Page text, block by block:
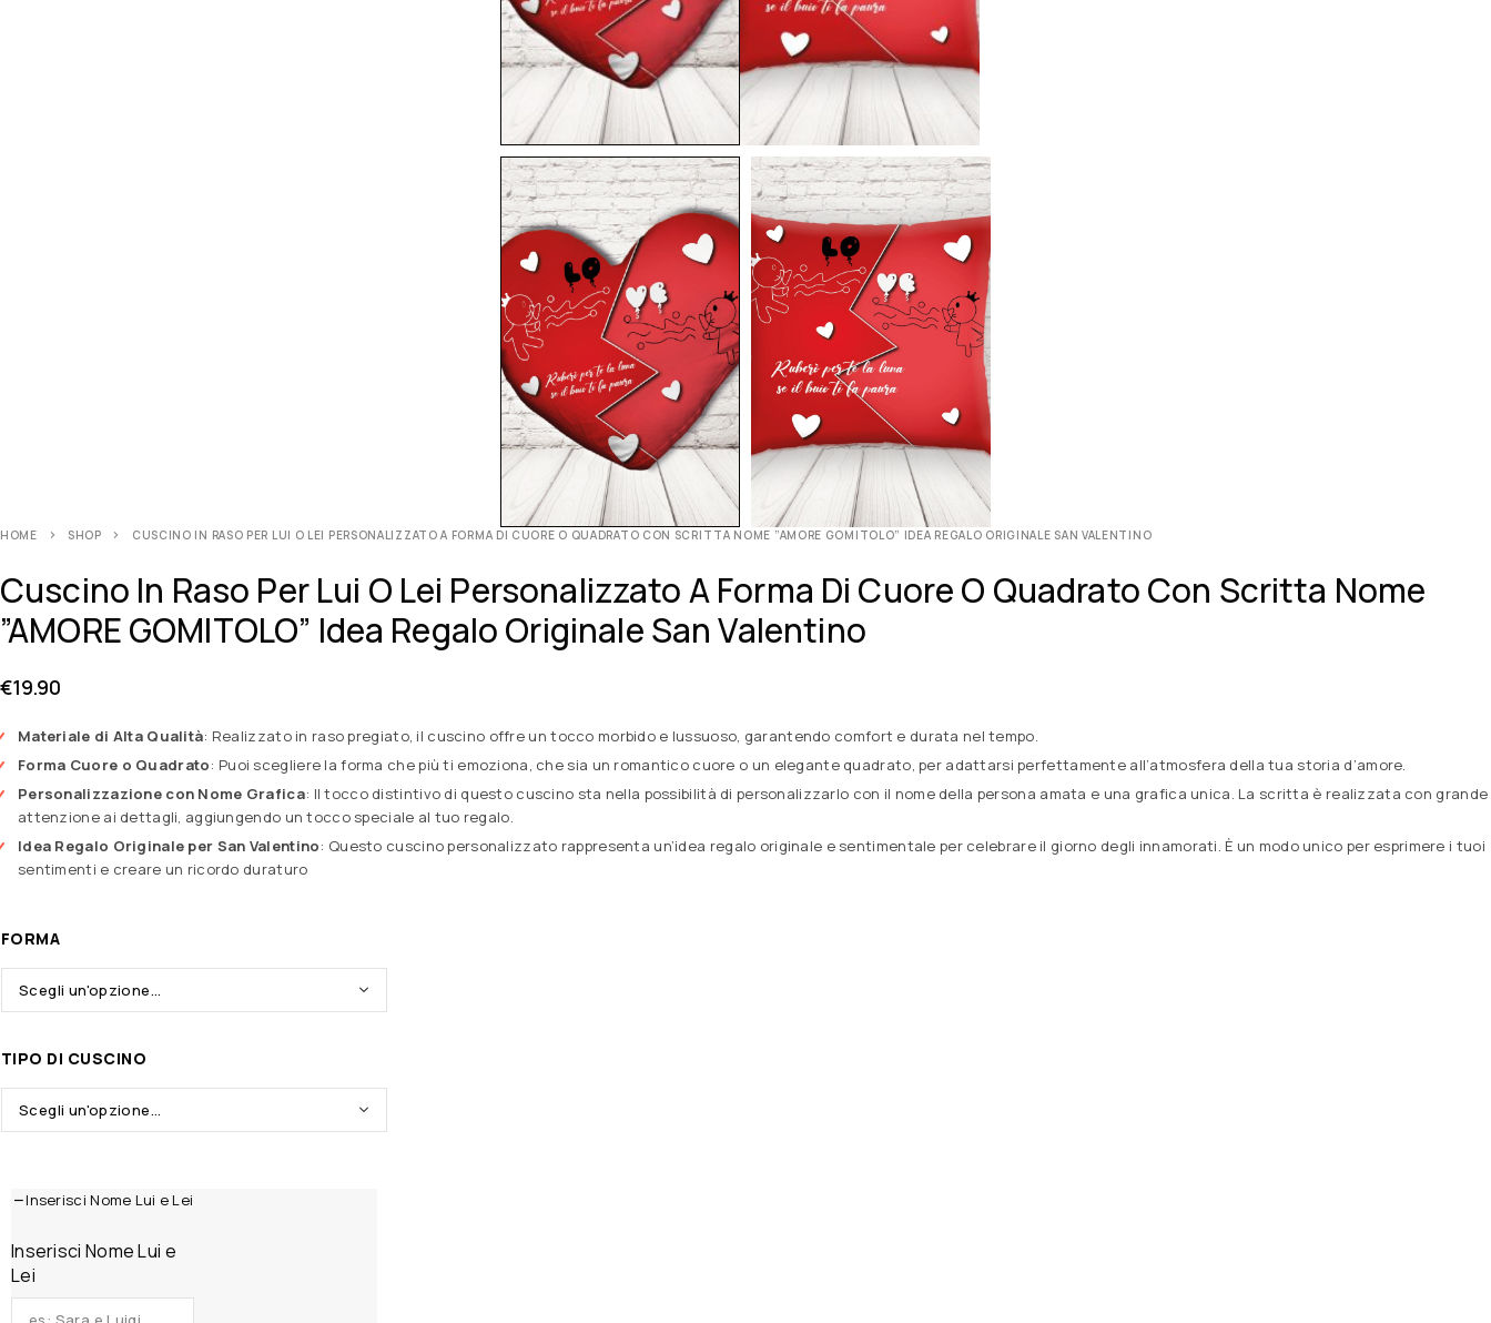
HOME SHOP CUSCINO IN RASO PER LUI O LEI PERSONALIZZATO A FORMA DI CUORE O QUADRATO CON SCRITTA NOME ”AMORE GOMITOLO” IDEA REGALO ORIGINALE SAN VALENTINO
Cuscino In Raso Per Lui O Lei Personalizzato A Forma Di Cuore O Quadrato Con Scritta Nome
”AMORE GOMITOLO” Idea Regalo Originale San Valentino
€19.90
Materiale di Alta Qualità: Realizzato in raso pregiato, il cuscino offre un tocco morbido e lussuoso, garantendo comfort e durata nel tempo.
Forma Cuore o Quadrato: Puoi scegliere la forma che più ti emoziona, che sia un romantico cuore o un elegante quadrato, per adattarsi perfettamente all’atmosfera della tua storia d’amore.
Personalizzazione con Nome Grafica: Il tocco distintivo di questo cuscino sta nella possibilità di personalizzarlo con il nome della persona amata e una grafica unica. La scritta è realizzata con grande
attenzione ai dettagli, aggiungendo un tocco speciale al tuo regalo.
Idea Regalo Originale per San Valentino: Questo cuscino personalizzato rappresenta un’idea regalo originale e sentimentale per celebrare il giorno degli innamorati. È un modo unico per esprimere i tuoi
sentimenti e creare un ricordo duraturo
FORMA
TIPO DI CUSCINO
Inserisci Nome Lui e Lei
Inserisci Nome Lui e
Lei